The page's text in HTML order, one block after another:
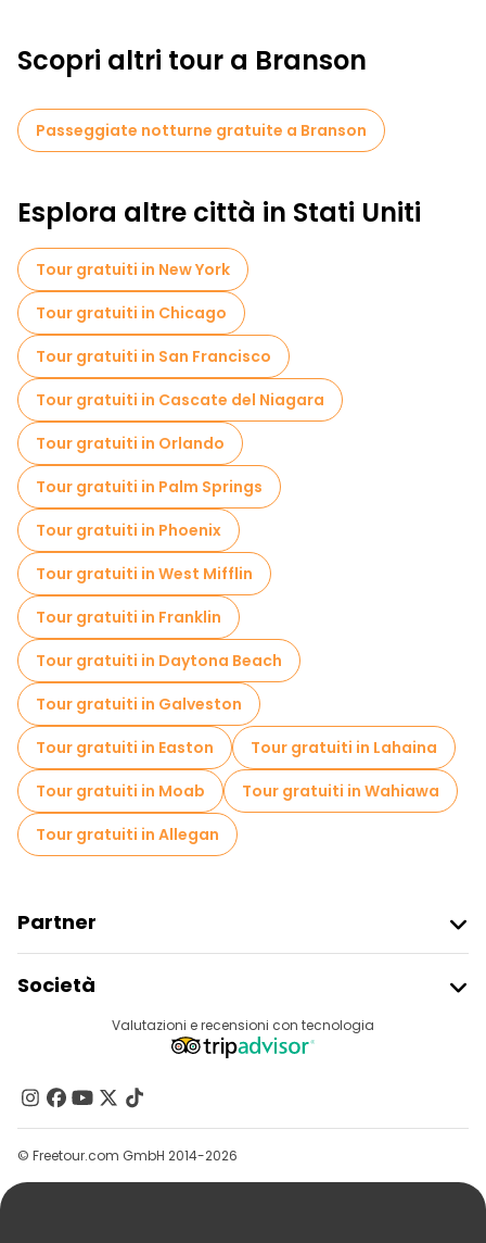
Scopri altri tour a Branson
Passeggiate notturne gratuite a Branson
Esplora altre città in Stati Uniti
Tour gratuiti in New York
Tour gratuiti in Chicago
Tour gratuiti in San Francisco
Tour gratuiti in Cascate del Niagara
Tour gratuiti in Orlando
Tour gratuiti in Palm Springs
Tour gratuiti in Phoenix
Tour gratuiti in West Mifflin
Tour gratuiti in Franklin
Tour gratuiti in Daytona Beach
Tour gratuiti in Galveston
Tour gratuiti in Easton
Tour gratuiti in Lahaina
Tour gratuiti in Moab
Tour gratuiti in Wahiawa
Tour gratuiti in Allegan
Partner
Accesso Del Fornitore
Programma Di Affiliazione
Società
Destinazioni
Contattaci
Gruppi
Aiuto
Valutazioni e recensioni con tecnologia
© Freetour.com GmbH 2014-2026